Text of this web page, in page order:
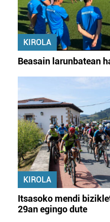
KIROLA
Beasain larunbatean
KIROLA
Itsasoko mendi
29an egingo dute